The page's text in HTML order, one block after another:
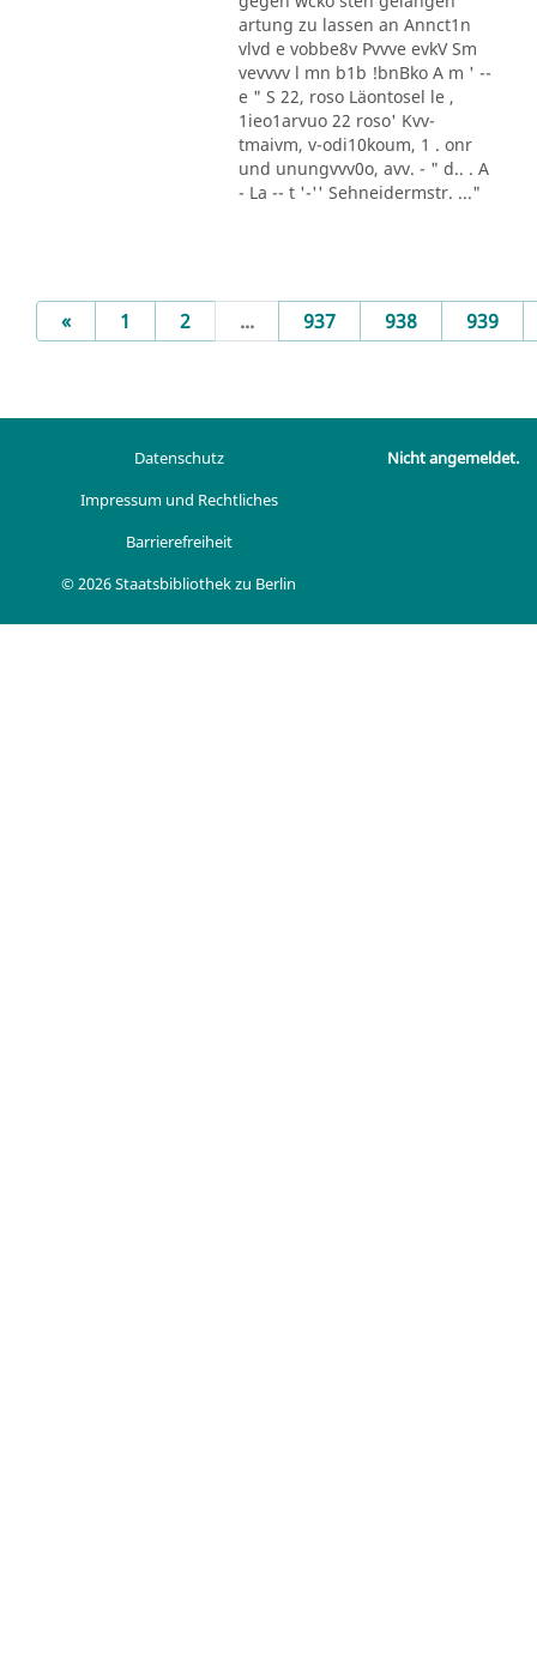
artung zu lassen an Annct1n
vlvd e vobbe8v Pvvve evkV Sm
vevvvv l mn b1b !bnBko A m ' --
e " S 22, roso Läontosel le ,
1ieo1arvuo 22 roso' Kvv-
tmaivm, v-odi10koum, 1 . onr
und unungvvv0o, avv. - " d.. . A
- La -- t '-'' Sehneidermstr. ..."
«Previous
1 2 ... 937 938 939
Datenschutz
Impressum und Rechtliches
Barrierefreiheit
© 2026 Staatsbibliothek zu Berlin
Nicht angemeldet.